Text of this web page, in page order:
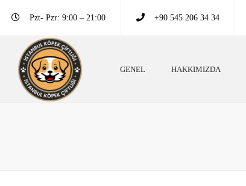
Pzt- Pzr: 9:00 – 21:00 +90 545 206 34 34
GENEL HAKKIMIZDA